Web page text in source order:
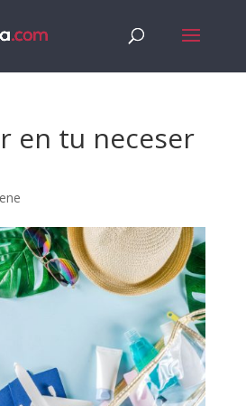
en tu neceser